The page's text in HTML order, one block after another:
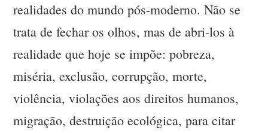
realidades do mundo pós-moderno. Não se
trata de fechar os olhos, mas de abri-los à
realidade que hoje se impõe: pobreza,
miséria, exclusão, corrupção, morte,
violência, violações aos direitos humanos,
migração, destruição ecológica, para citar